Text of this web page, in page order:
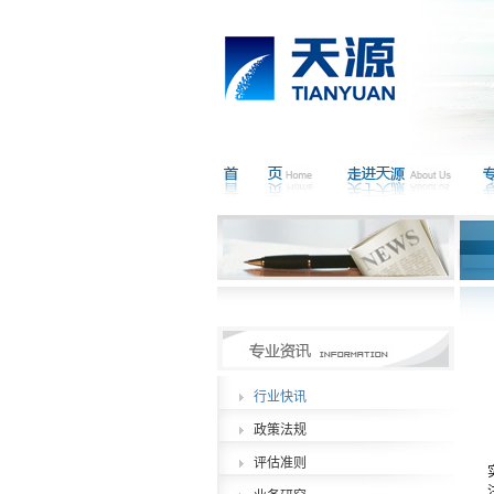
行业快讯
政策法规
评估准则